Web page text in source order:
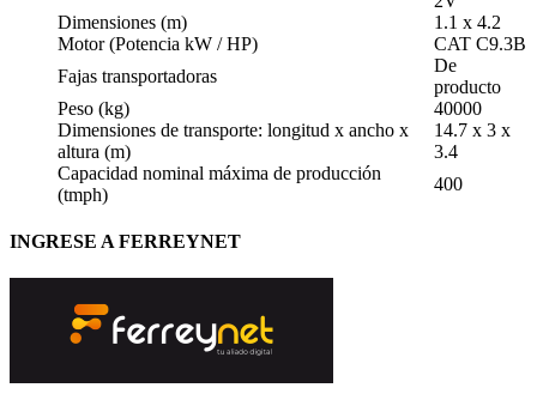
Dimensiones (m)
1.1 x 4.2
Motor (Potencia kW / HP)
CAT C9.3B
Fajas transportadoras
De
producto
Peso (kg)
40000
Dimensiones de transporte: longitud x ancho x
altura (m)
14.7 x 3 x
3.4
Capacidad nominal máxima de producción
(tmph)
400
INGRESE A FERREYNET